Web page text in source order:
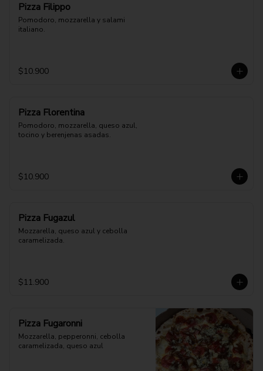
Pizza Filippo
Pomodoro, mozzarella y salami
italiano.
$10.900
Pizza Florentina
Pomodoro, mozzarella, queso azul,
tocino y berenjenas asadas.
$10.900
Pizza Fugazul
Mozzarella, queso azul y cebolla
caramelizada.
$11.900
Pizza Fugaronni
Mozzarella, pepperonni, cebolla
caramelizada, queso azul